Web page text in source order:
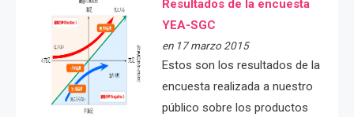
Resultados de la encuesta
YEA-SGC
en 17 marzo 2015
Estos son los resultados de la
encuesta realizada a nuestro
público sobre los productos